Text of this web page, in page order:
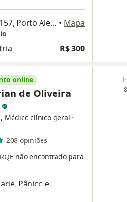
Avenida Getúlio Vargas, 1157, Porto Alegre • Mapa
R$ 300
online
de Oliveira
Médico clínico geral ·
208 opiniões
não encontrado para
Pânico e